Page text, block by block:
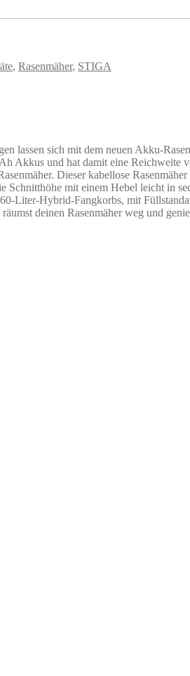
, Rasenmäher, STIGA
lassen sich mit dem neuen Akku-
Akkus und hat damit eine
Dieser kabellose
Schnitthöhe mit einem Hebel leicht in
Liter-Hybrid-Fangkorbs, mit
deinen Rasenmäher weg und